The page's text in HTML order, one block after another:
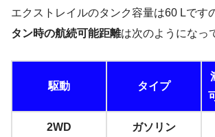
エクストレイルのタンク容量は60 Lです
タン時の航続可能距離は次のようになっ
駆動 タイプ
2WD ガソリン